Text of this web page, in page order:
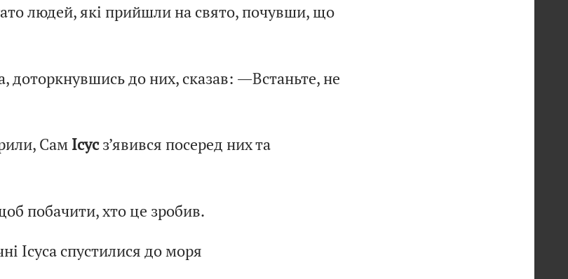
людей, які прийшли на свято, почувши, що
доторкнувшись до них, сказав: ―Встаньте, не
Сам Ісусз’явився посеред них та
побачити, хто це зробив.
Ісуса спустилися до моря